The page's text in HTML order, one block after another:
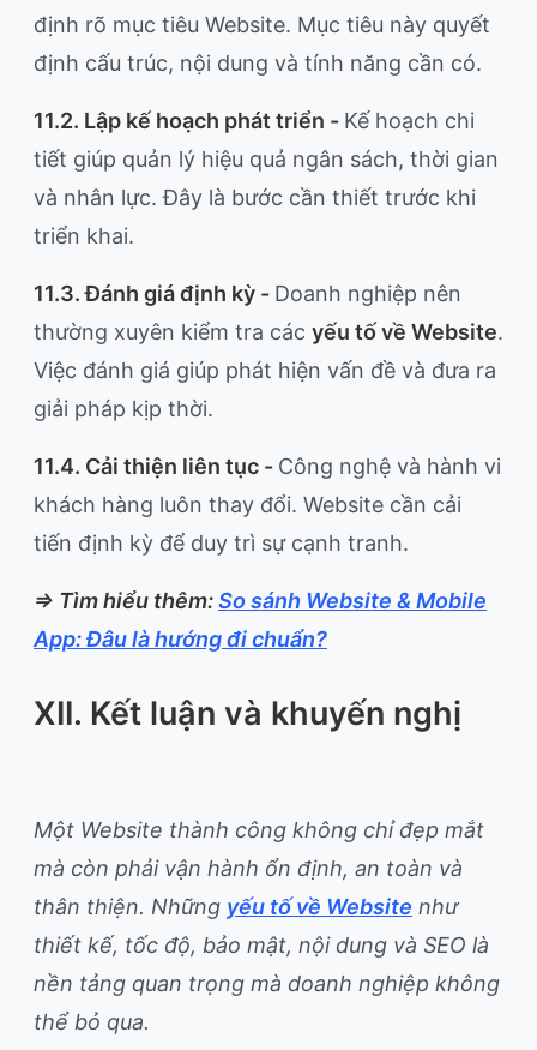
định rõ mục tiêu Website. Mục tiêu này quyết
định cấu trúc, nội dung và tính năng cần có.
11.2. Lập kế hoạch phát triển - Kế hoạch chi
tiết giúp quản lý hiệu quả ngân sách, thời gian
và nhân lực. Đây là bước cần thiết trước khi
triển khai.
11.3. Đánh giá định kỳ - Doanh nghiệp nên
thường xuyên kiểm tra các yếu tố về Website.
Việc đánh giá giúp phát hiện vấn đề và đưa ra
giải pháp kịp thời.
11.4. Cải thiện liên tục - Công nghệ và hành vi
khách hàng luôn thay đổi. Website cần cải
tiến định kỳ để duy trì sự cạnh tranh.
=> Tìm hiểu thêm:So sánh Website & Mobile
App: Đâu là hướng đi chuẩn?
XII. Kết luận và khuyến nghị
Một Website thành công không chỉ đẹp mắt
mà còn phải vận hành ổn định, an toàn và
thân thiện. Những yếu tố về Website như
thiết kế, tốc độ, bảo mật, nội dung và SEO là
nền tảng quan trọng mà doanh nghiệp không
thể bỏ qua.